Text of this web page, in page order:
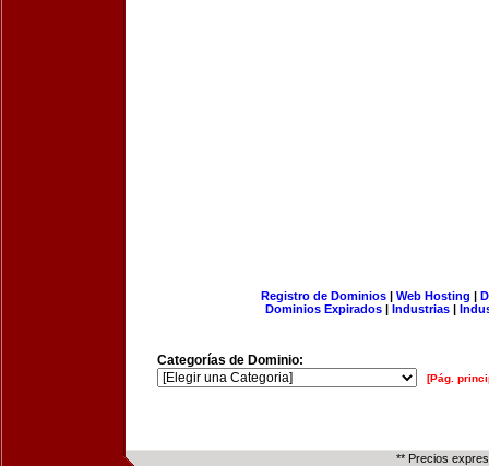
Registro de Dominios| Web Hosting |
Dominios Expirados | Industrias |
Categorías de Dominio:
[Pág.
** Precios